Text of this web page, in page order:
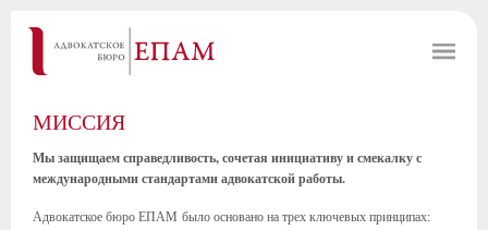
МИССИЯ
Мы защищаем справедливость, сочетая инициативу и смекалку с
международными стандартами адвокатской работы.
Адвокатское бюро ЕПАМ было основано на трех ключевых принципах: